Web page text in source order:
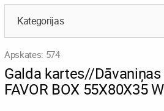
Kategorijas
Apskates: 574
Galda kartes//
FAVOR BOX 55X80X35